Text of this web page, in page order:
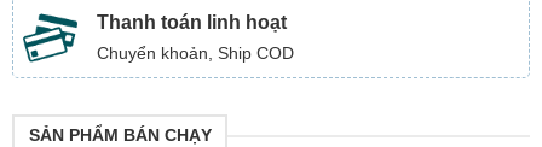
Thanh toán linh hoạt
Chuyển khoản, Ship COD
SẢN PHẨM BÁN CHẠY